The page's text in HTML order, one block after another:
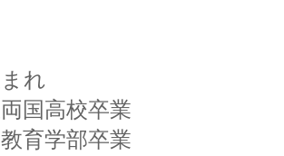
れ
国高校卒業
育学部卒業